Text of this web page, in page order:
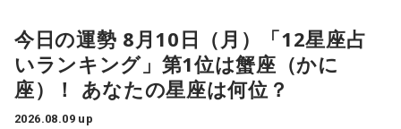
それとあわせて「6つの種」と呼ぶサブメッセージも発表され
ています。平野さんは、その1つとして『主語は「日本」対象
は「国民」日本まるごと、自分ごと』を紹介し、「国家公務
員の仕事は100兆円を超える国家予算のもとに、未来に向け
奥迫：なるほど！
江原：うん。もう、色んなところを物色して、（49歳）にも
なって何かチャラチャラと「俺様はモテるな～」なんて（勘
■ラジオ番組放送開始を記念した生配信を実施
『めちゃめちゃカリスマなラジオ』の放送開始を記念し、8月
ミュニティを形成しています。
このたび、本日8月9日（日）にTACHIKAWA STAGE
GARDENで開催された3DCG LIVE「凡人社プレゼンツ カリス
マハウスツアー 2026夏」DAY2夜公演にて、レギュラーラジ
今日の運勢 8月10日（月）「12星座占
いランキング」第1位は蟹座（かに
座）！ あなたの星座は何位？
2026.08.09 up